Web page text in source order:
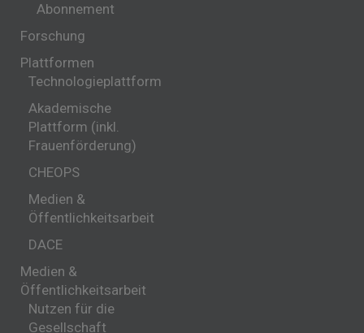
Abonnement
Forschung
Plattformen
Technologieplattform
Akademische
Plattform (inkl.
Frauenförderung)
CHEOPS
Medien &
Öffentlichkeitsarbeit
DACE
Medien &
Öffentlichkeitsarbeit
Nutzen für die
Gesellschaft